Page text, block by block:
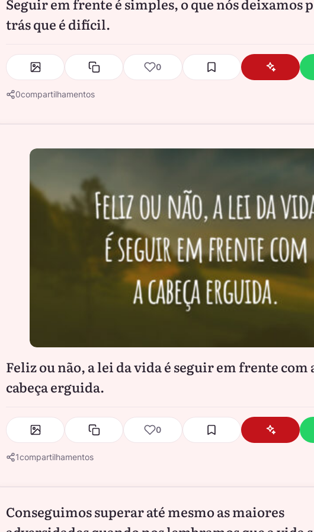
Seguir em frente é simples, o que nós deixamos
trás que é difícil.
0
0compartilhamentos
Feliz ou não, a lei da vida é seguir em frente com
cabeça erguida.
0
1compartilhamentos
Conseguimos superar até mesmo as maiores